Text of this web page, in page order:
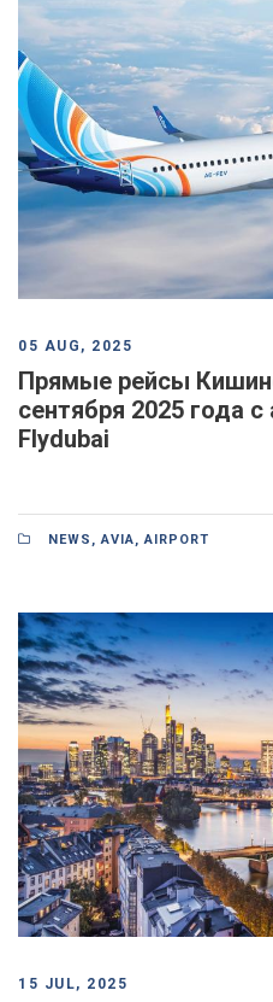
05 AUG, 2025
Прямые рейсы
сентября 2025 года
Flydubai
NEWS ,AVIA,AIRPORT
15 JUL, 2025